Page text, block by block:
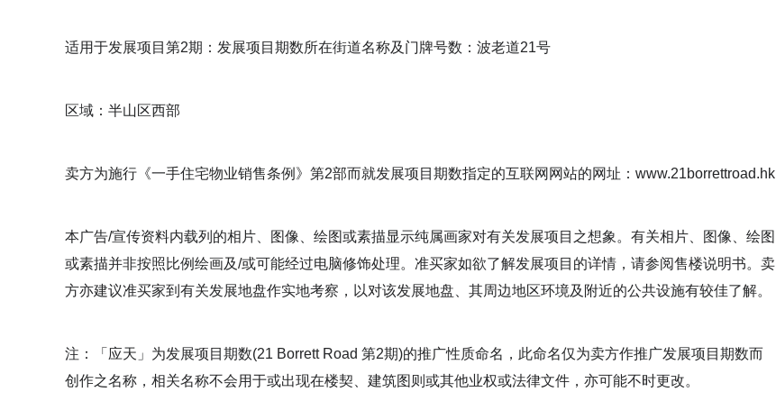
适用于发展项目第2期：发展项目期数所在街道名称及门牌号数：波老道21号
区域：半山区西部
卖方为施行《一手住宅物业销售条例》第2部而就发展项目期数指定的互联网网站的网址：www.21borrettroad.hk
本广告/宣传资料内载列的相片、图像、绘图或素描显示纯属画家对有关发展项目之想象。有关相片、图像、绘图
或素描并非按照比例绘画及/或可能经过电脑修饰处理。准买家如欲了解发展项目的详情，请参阅售楼说明书。卖
方亦建议准买家到有关发展地盘作实地考察，以对该发展地盘、其周边地区环境及附近的公共设施有较佳了解。
注：「应天」为发展项目期数(21 Borrett Road 第2期)的推广性质命名，此命名仅为卖方作推广发展项目期数而
创作之名称，相关名称不会用于或出现在楼契、建筑图则或其他业权或法律文件，亦可能不时更改。